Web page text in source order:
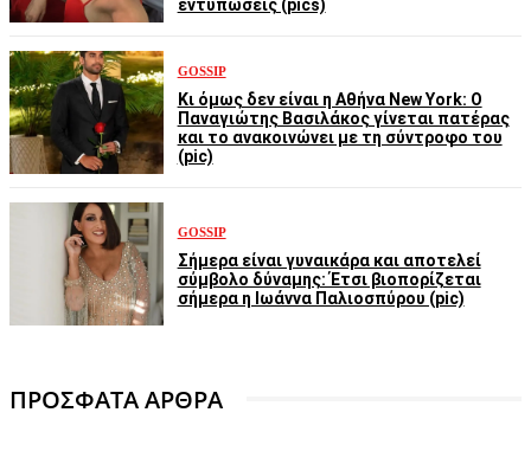
εντυπώσεις (pics)
GOSSIP
Κι όμως δεν είναι η Αθήνα New York: Ο
Παναγιώτης Βασιλάκος γίνεται πατέρας
και το ανακοινώνει με τη σύντροφο του
(pic)
GOSSIP
Σήμερα είναι γυναικάρα και αποτελεί
σύμβολο δύναμης: Έτσι βιοπορίζεται
σήμερα η Ιωάννα Παλιοσπύρου (pic)
ΠΡΟΣΦΑΤΑ ΑΡΘΡΑ